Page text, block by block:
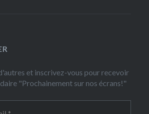
et inscrivez-vous pour recevoir
"Prochainement sur nos écrans!"